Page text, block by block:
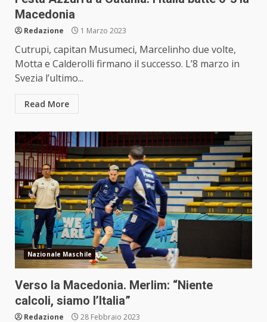
Macedonia
Redazione 1 Marzo 2023
Cutrupi, capitan Musumeci, Marcelinho due volte,
Motta e Calderolli firmano il successo. L’8 marzo in
Svezia l’ultimo...
Read More
Nazionale Maschile
Verso la Macedonia. Merlim: “Niente
calcoli, siamo l’Italia”
Redazione 28 Febbraio 2023